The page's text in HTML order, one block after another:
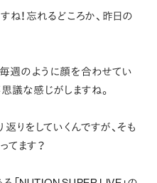
ね！忘れるどころか、昨日の
週のように顔を合わせてい
議な感じがしますね。
りをしていくんですが、そも
てます？